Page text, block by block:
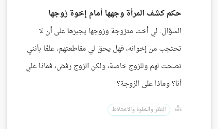
حكم كشف المرأة وجهها أمام إخوة زوجها
السؤال: لي أخت متزوجة وزوجها يجبرها على أن لا
تحتجب من إخوانه، فهل يحق لي مقاطعتهم، علمًا بأنني
نصحت لهم وللزوج خاصة، ولكن الزوج رفض، فماذا علي
أنا؟ وماذا على الزوجة؟
النظر والخلوة والاختلاط